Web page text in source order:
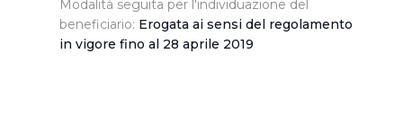
fruibile il sito web abilitandone funzionalità di base quali
la navigazione sulle pagine e l'accesso alle aree
protette. In linea con le preferenze manifestate
Modalità seguita per l'individuazione del
beneficiario: Erogata ai sensi del regolamento
in vigore fino al 28 aprile 2019